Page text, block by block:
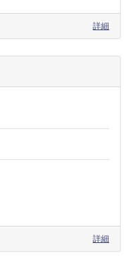
詳細
詳細